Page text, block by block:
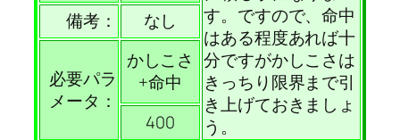
す。ですので、命中
はある程度あれば十
分ですがかしこさは
きっちり限界まで引
き上げておきましょ
う。
備考： なし
必要パラ
メータ：
かしこさ
+命中
400